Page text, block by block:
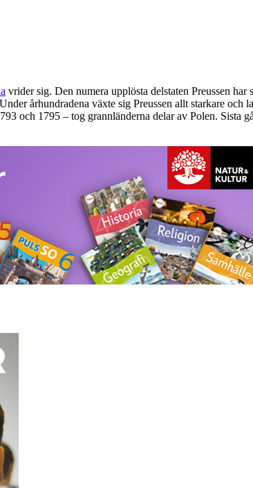
vrider sig. Den numera upplösta delstaten Preussen
århundradena växte sig Preussen allt starkare
och 1795 – tog grannländerna delar av Polen. Sista